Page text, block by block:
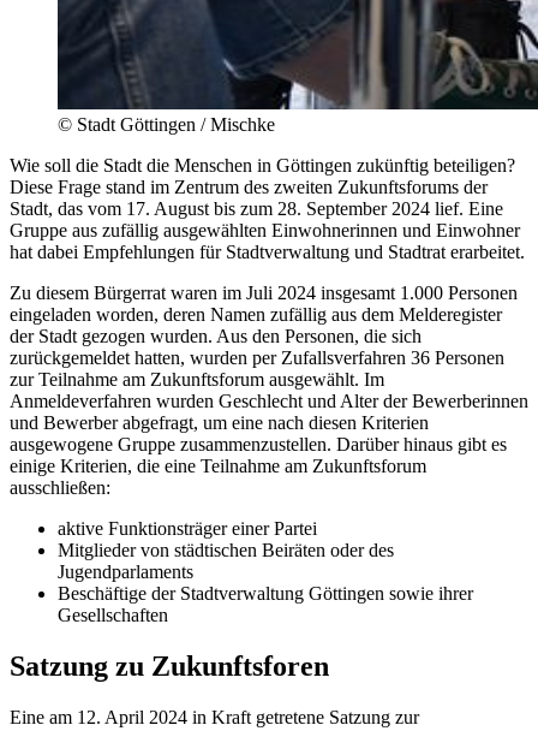
© Stadt Göttingen / Mischke
Wie soll die Stadt die Menschen in Göttingen zukünftig beteiligen?
Diese Frage stand im Zentrum des zweiten Zukunftsforums der
Stadt, das vom 17. August bis zum 28. September 2024 lief. Eine
Gruppe aus zufällig ausgewählten Einwohnerinnen und Einwohner
hat dabei Empfehlungen für Stadtverwaltung und Stadtrat erarbeitet.
Zu diesem Bürgerrat waren im Juli 2024 insgesamt 1.000 Personen
eingeladen worden, deren Namen zufällig aus dem Melderegister
der Stadt gezogen wurden. Aus den Personen, die sich
zurückgemeldet hatten, wurden per Zufallsverfahren 36 Personen
zur Teilnahme am Zukunftsforum ausgewählt. Im
Anmeldeverfahren wurden Geschlecht und Alter der Bewerberinnen
und Bewerber abgefragt, um eine nach diesen Kriterien
ausgewogene Gruppe zusammenzustellen. Darüber hinaus gibt es
einige Kriterien, die eine Teilnahme am Zukunftsforum
ausschließen:
aktive Funktionsträger einer Partei
Mitglieder von städtischen Beiräten oder des
Jugendparlaments
Beschäftige der Stadtverwaltung Göttingen sowie ihrer
Gesellschaften
Satzung zu Zukunftsforen
Eine am 12. April 2024 in Kraft getretene Satzung zur